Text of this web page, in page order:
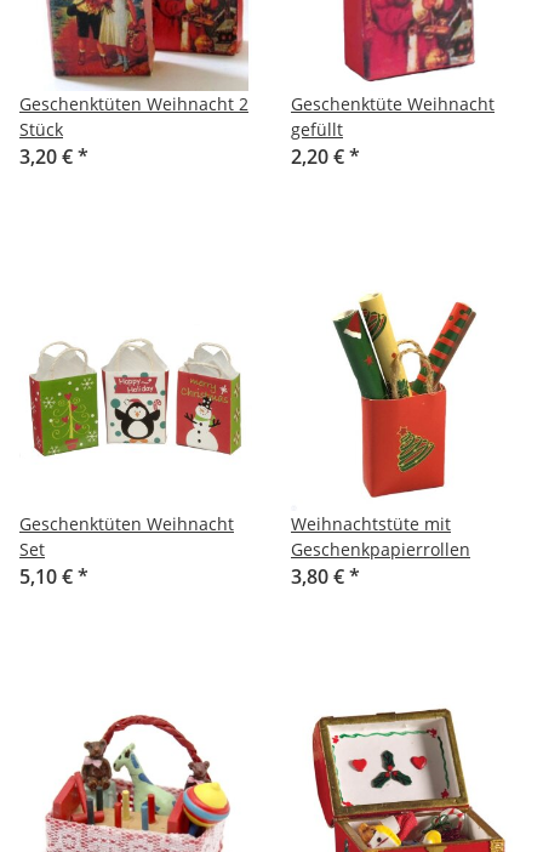
Geschenktüten Weihnacht 2
Stück
3,20 €*
Geschenktüte Weihnacht
gefüllt
2,20 €*
Geschenktüten Weihnacht
Set
5,10 €*
Weihnachtstüte mit
Geschenkpapierrollen
3,80 €*